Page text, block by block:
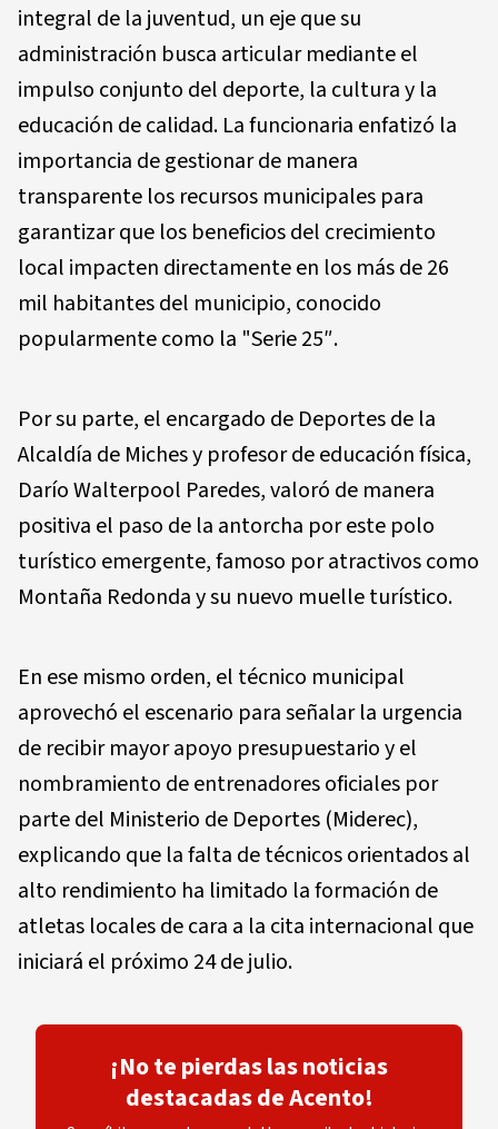
integral de la juventud, un eje que su
administración busca articular mediante el
impulso conjunto del deporte, la cultura y la
educación de calidad. La funcionaria enfatizó la
importancia de gestionar de manera
transparente los recursos municipales para
garantizar que los beneficios del crecimiento
local impacten directamente en los más de 26
mil habitantes del municipio, conocido
popularmente como la "Serie 25″.
Por su parte, el encargado de Deportes de la
Alcaldía de Miches y profesor de educación física,
Darío Walterpool Paredes, valoró de manera
positiva el paso de la antorcha por este polo
turístico emergente, famoso por atractivos como
Montaña Redonda y su nuevo muelle turístico.
En ese mismo orden, el técnico municipal
aprovechó el escenario para señalar la urgencia
de recibir mayor apoyo presupuestario y el
nombramiento de entrenadores oficiales por
parte del Ministerio de Deportes (Miderec),
explicando que la falta de técnicos orientados al
alto rendimiento ha limitado la formación de
atletas locales de cara a la cita internacional que
iniciará el próximo 24 de julio.
¡No te pierdas las noticias
destacadas de Acento!